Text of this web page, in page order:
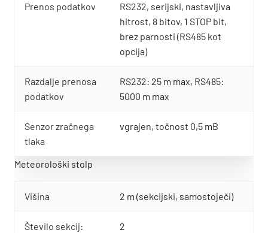
Prenos podatkov
RS232, serijski, nastavljiva
hitrost, 8 bitov, 1 STOP bit,
brez parnosti (RS485 kot
opcija)
Razdalje prenosa
podatkov
RS232: 25 m max, RS485:
5000 m max
Senzor zračnega
tlaka
vgrajen, točnost 0,5 mB
Meteorološki stolp
Višina 2 m (sekcijski, samostoječi)
Število sekcij: 2